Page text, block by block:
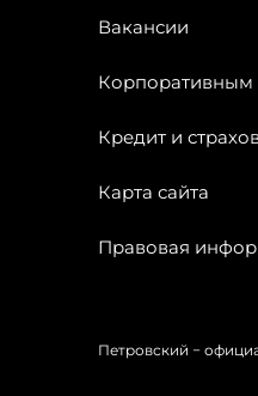
Вакансии
Корпоративным
Кредит и
Карта сайта
Правовая
Петровский −